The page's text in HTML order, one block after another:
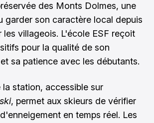
des Monts Dolmes, une
garder son caractère local depuis
les villageois. L'école ESF reçoit
pour la qualité de son
sa patience avec les débutants.
la station, accessible sur
, permet aux skieurs de vérifier
en temps réel. Les